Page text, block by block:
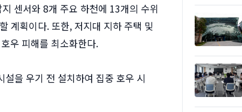
센서와 8개 주요 하천에 13개의 수위
계획이다. 또한, 저지대 지하 주택 및
우 피해를 최소화한다.
을 우기 전 설치하여 집중 호우 시